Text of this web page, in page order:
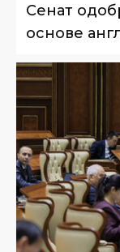
Сенат
основе